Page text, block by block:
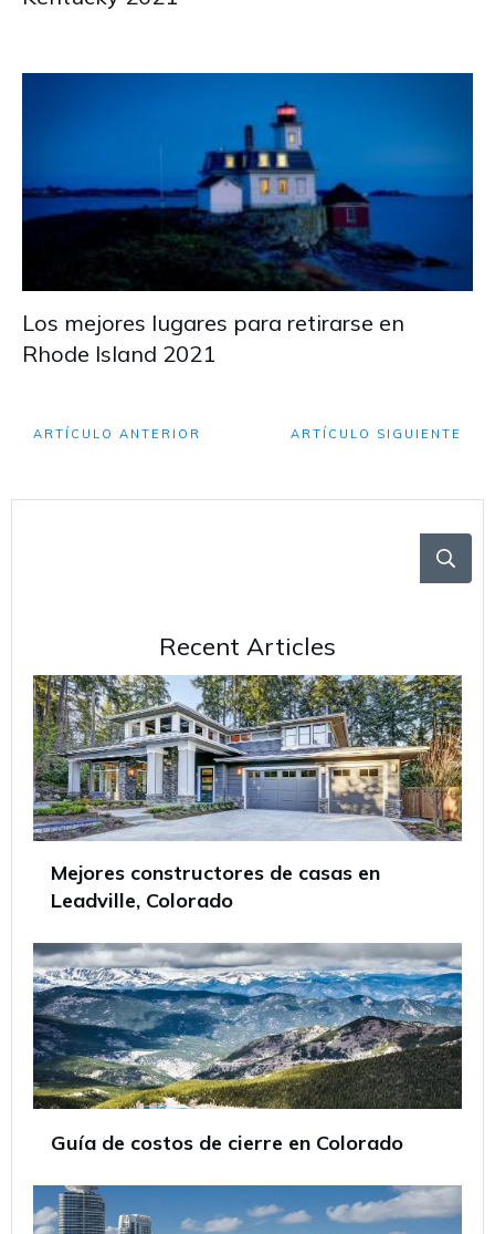
Los mejores lugares para retirarse en
Rhode Island 2021
ARTÍCULO ANTERIOR ARTÍCULO SIGUIENTE
Recent Articles
Mejores constructores de casas en
Leadville, Colorado
Guía de costos de cierre en Colorado